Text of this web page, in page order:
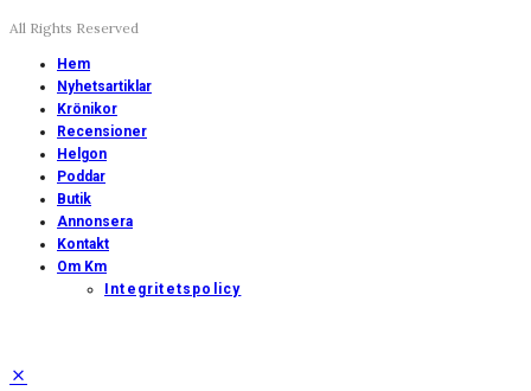
All Rights Reserved
Hem
Nyhetsartiklar
Krönikor
Recensioner
Helgon
Poddar
Butik
Annonsera
Kontakt
Om Km
Integritetspolicy